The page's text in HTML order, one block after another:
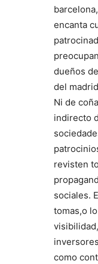
encanta
dueños
del
Ni de
indirecto
revisten
sociales.
tomas,o
como